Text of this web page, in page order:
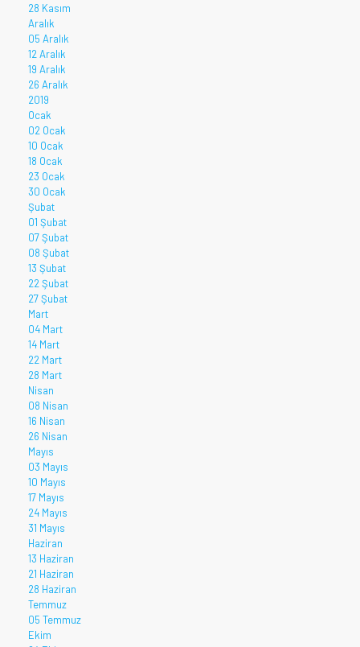
28 Kasım
Aralık
05 Aralık
12 Aralık
19 Aralık
26 Aralık
2019
Ocak
02 Ocak
10 Ocak
18 Ocak
23 Ocak
30 Ocak
Şubat
01 Şubat
07 Şubat
08 Şubat
13 Şubat
22 Şubat
27 Şubat
Mart
04 Mart
14 Mart
22 Mart
28 Mart
Nisan
08 Nisan
16 Nisan
26 Nisan
Mayıs
03 Mayıs
10 Mayıs
17 Mayıs
24 Mayıs
31 Mayıs
Haziran
13 Haziran
21 Haziran
28 Haziran
Temmuz
05 Temmuz
Ekim